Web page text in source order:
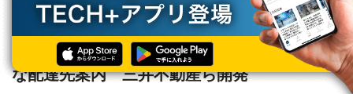
TECH+ 企業IT
ITインフラ
宅配ロッカーの空きを可視化・連携し、最適な配達先案内 三井不動産ら開発
宅配ロッカーの空きを可視化・連携し、最適
な配達先案内 三井不動産ら開発